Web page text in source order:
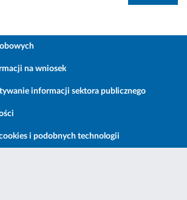
na wniosek
informacji sektora publicznego
i podobnych technologii